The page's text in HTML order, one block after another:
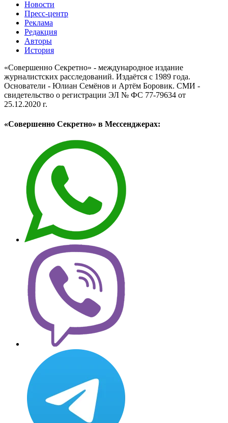
Новости
Пресс-центр
Реклама
Редакция
Авторы
История
«Совершенно Секретно» - международное издание
журналистских расследований. Издаётся с 1989 года.
Основатели - Юлиан Семёнов и Артём Боровик. CМИ -
свидетельство о регистрации ЭЛ № ФС 77-79634 от
25.12.2020 г.
«Совершенно Секретно» в Мессенджерах: